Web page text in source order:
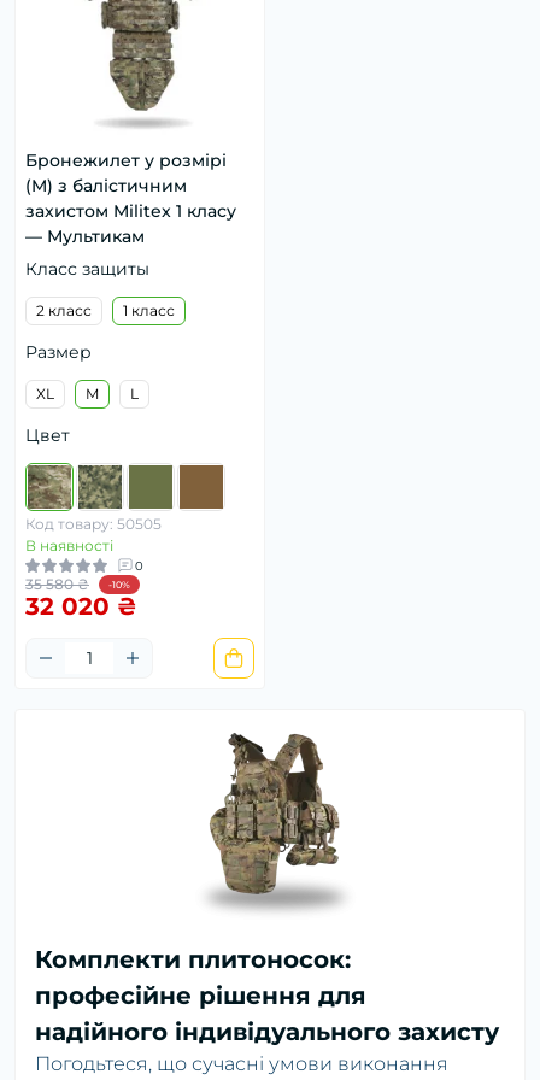
Бронежилет у розмірі
(M) з балістичним
захистом Militex 1 класу
— Мультикам
Класс защиты
2 класс 1 класс
Размер
XL M L
Цвет
Код товару: 50505
В наявності
0
35 580 ₴ -10%
32 020 ₴
Комплекти плитоносок:
професійне рішення для
надійного індивідуального захисту
Погодьтеся, що сучасні умови виконання